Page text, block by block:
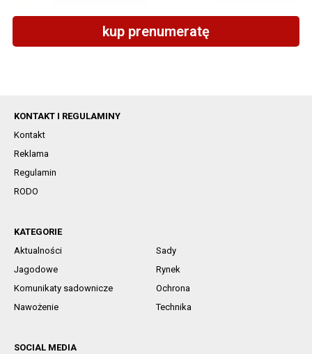
kup prenumeratę
KONTAKT I REGULAMINY
Kontakt
Reklama
Regulamin
RODO
KATEGORIE
Aktualności
Sady
Jagodowe
Rynek
Komunikaty sadownicze
Ochrona
Nawożenie
Technika
SOCIAL MEDIA